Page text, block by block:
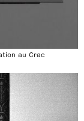
au Crac